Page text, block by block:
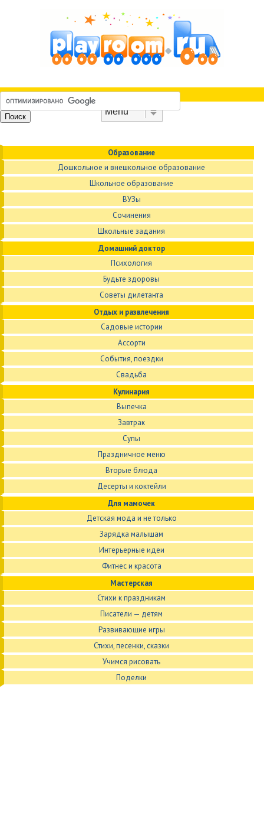
Образование
Дошкольное и внешкольное образование
Школьное образование
ВУЗы
Сочинения
Школьные задания
Домашний доктор
Психология
Будьте здоровы
Советы дилетанта
Отдых и развлечения
Садовые истории
Ассорти
События, поездки
Свадьба
Кулинария
Выпечка
Завтрак
Супы
Праздничное меню
Вторые блюда
Десерты и коктейли
Для мамочек
Детская мода и не только
Зарядка малышам
Интерьерные идеи
Фитнес и красота
Мастерская
Стихи к праздникам
Писатели — детям
Развивающие игры
Стихи, песенки, сказки
Учимся рисовать
Поделки